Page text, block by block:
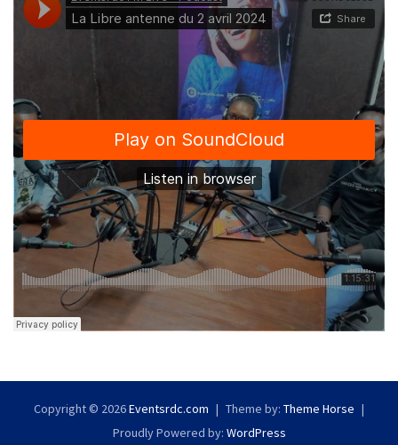
Copyright © 2026Eventsrdc.com Theme by: Theme Horse
Proudly Powered by: WordPress